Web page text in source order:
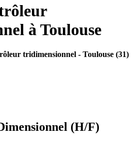
à Toulouse
tridimensionnel - Toulouse (31)
(H/F)